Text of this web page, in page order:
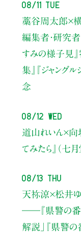
08/11 Tue
藁谷周太郎×横
編集者・研究者
すみの様子見
集』『ジャング
念
08/12 Wed
道山れいん×向
てみたら』（七
08/13 Thu
天祢涼×松井ゆ
――『県警の番
解説」
『県警